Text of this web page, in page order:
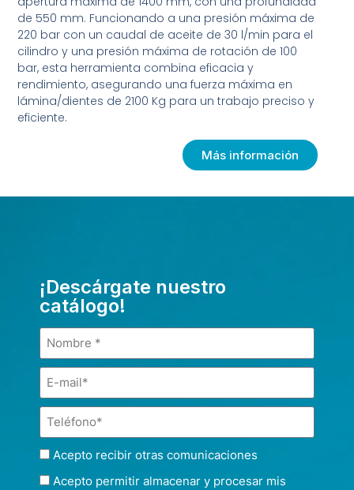
de 550 mm. Funcionando a una presión máxima de
220 bar con un caudal de aceite de 30 l/min para el
cilindro y una presión máxima de rotación de 100
bar, esta herramienta combina eficacia y
rendimiento, asegurando una fuerza máxima en
lámina/dientes de 2100 Kg para un trabajo preciso y
eficiente.
Más información
¡Descárgate nuestro
catálogo!
Acepto recibir otras comunicaciones
Acepto permitir almacenar y procesar mis